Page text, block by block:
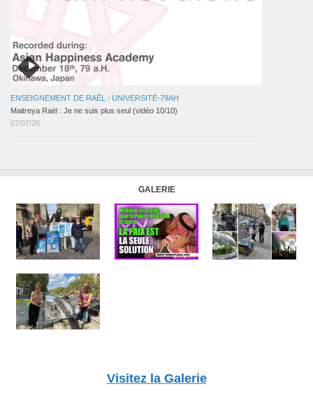
ENSEIGNEMENT DE RAËL / UNIVERSITÉ-79AH
Maitreya Raël : Je ne suis plus seul (vidéo 10/10)
07/07/26
GALERIE
Visitez la Galerie